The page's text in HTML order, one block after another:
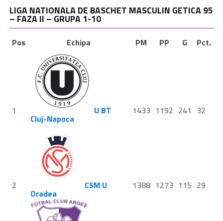
LIGA NATIONALA DE BASCHET MASCULIN GETICA 95
– FAZA II – GRUPA 1-10
Pos Echipa PM PP G Pct.
1 U BT
Cluj-Napoca
1433 1192 241 32
2 CSM U
Oradea
1388 1273 115 29